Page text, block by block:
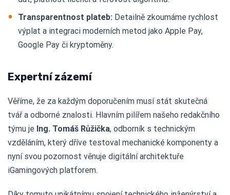
Transparentnost plateb: Detailně zkoumáme rychlost
výplat a integraci moderních metod jako Apple Pay,
Google Pay či kryptoměny.
Expertní zázemí
Věříme, že za každým doporučením musí stát skutečná
tvář a odborné znalosti. Hlavním pilířem našeho redakčního
týmu je Ing. Tomáš Růžička, odborník s technickým
vzděláním, který dříve testoval mechanické komponenty a
nyní svou pozornost věnuje digitální architektuře
iGamingových platforem.